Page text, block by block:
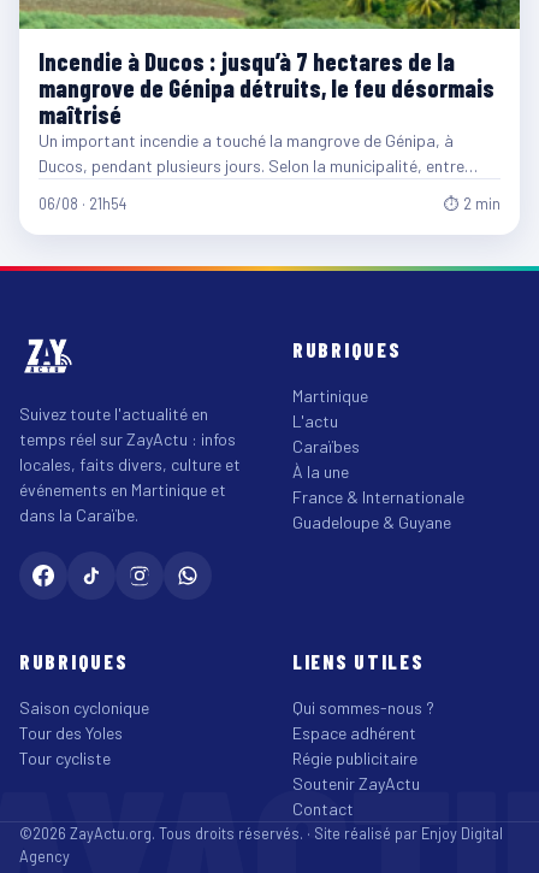
Incendie à Ducos : jusqu’à 7 hectares de la
mangrove de Génipa détruits, le feu désormais
maîtrisé
Un important incendie a touché la mangrove de Génipa, à
Ducos, pendant plusieurs jours. Selon la municipalité, entre…
06/08 · 21h54 ⏱ 2 min
Suivez toute l'actualité en
temps réel sur ZayActu : infos
locales, faits divers, culture et
événements en Martinique et
dans la Caraïbe.
RUBRIQUES
Martinique
L'actu
Caraïbes
À la une
France & Internationale
Guadeloupe & Guyane
RUBRIQUES
Saison cyclonique
Tour des Yoles
Tour cycliste
LIENS UTILES
Qui sommes-nous ?
Espace adhérent
Régie publicitaire
Soutenir ZayActu
Contact
©2026 ZayActu.org. Tous droits réservés. · Site réalisé par Enjoy Digital
Agency